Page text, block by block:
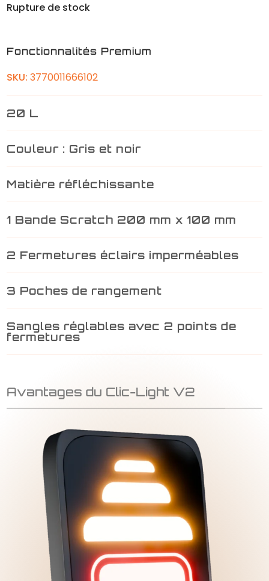
Rupture de stock
Fonctionnalités Premium
SKU: 3770011666102
20 L
Couleur : Gris et noir
Matière réfléchissante
1 Bande Scratch 200 mm x 100 mm
2 Fermetures éclairs imperméables
3 Poches de rangement
Sangles réglables avec 2 points de
fermetures
Avantages du Clic-Light V2